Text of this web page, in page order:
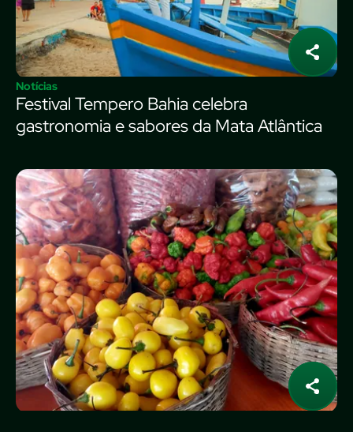
Notícias
Festival Tempero Bahia celebra
gastronomia e sabores da Mata Atlântica